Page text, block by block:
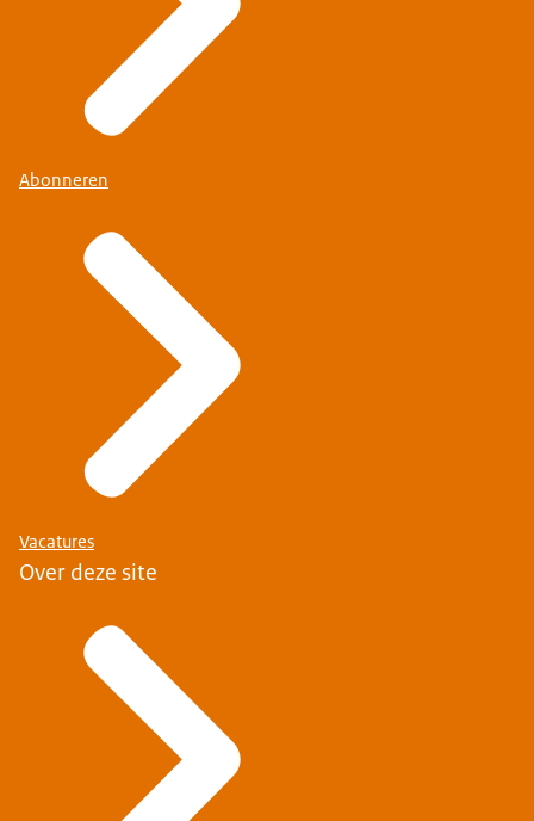
Abonneren
Vacatures
Over deze site